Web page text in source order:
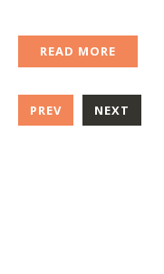
READ MORE
PREV NEXT